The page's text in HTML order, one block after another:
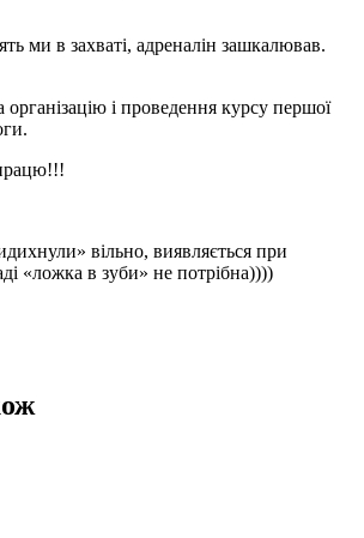
ми в захваті, адреналін зашкалював.
організацію і проведення курсу першої
вільно, виявляється при
«ложка в зуби» не потрібна))))